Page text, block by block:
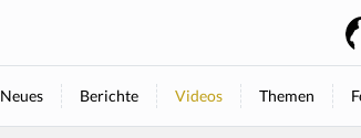
Neues Berichte Videos Themen